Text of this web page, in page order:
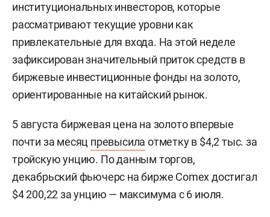
институциональных инвесторов, которые
рассматривают текущие уровни как
привлекательные для входа. На этой неделе
зафиксирован значительный приток средств в
биржевые инвестиционные фонды на золото,
ориентированные на китайский рынок.
5 августа биржевая цена на золото впервые
почти за месяц превысила отметку в $4,2 тыс. за
тройскую унцию. По данным торгов,
декабрьский фьючерс на бирже Comex достигал
$4 200,22 за унцию — максимума с 6 июля.